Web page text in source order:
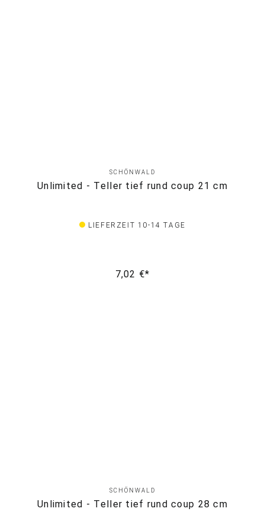
SCHÖNWALD
Unlimited - Teller tief rund coup 21 cm
LIEFERZEIT 10-14 TAGE
7,02 €*
SCHÖNWALD
Unlimited - Teller tief rund coup 28 cm